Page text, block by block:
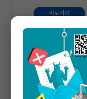
바로가기
사전정보공표